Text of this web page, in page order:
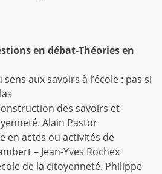
en débat-Théories en
aux savoirs à l’école : pas si
des savoirs et
Alain Pastor
en actes ou activités de
– Jean-Yves Rochex
de la citoyenneté. Philippe